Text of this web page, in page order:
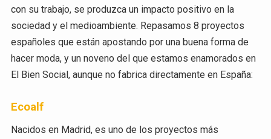
con su trabajo, se produzca un impacto positivo en la
sociedad y el medioambiente. Repasamos 8 proyectos
españoles que están apostando por una buena forma de
hacer moda, y un noveno del que estamos enamorados en
El Bien Social, aunque no fabrica directamente en España:
Ecoalf
Nacidos en Madrid, es uno de los proyectos más